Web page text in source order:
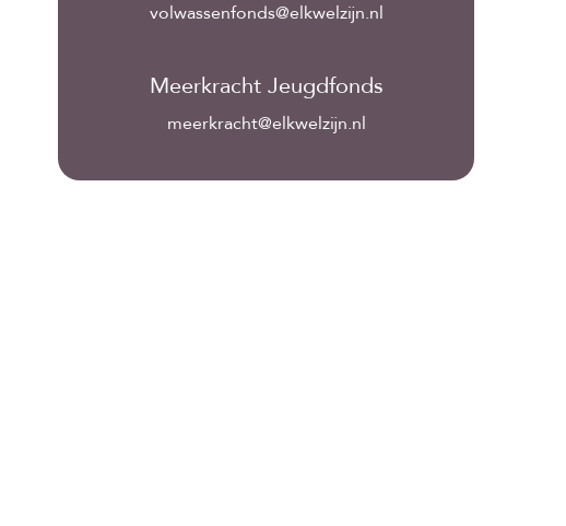
volwassenfonds@elkwelzijn.nl
Meerkracht Jeugdfonds
meerkracht@elkwelzijn.nl